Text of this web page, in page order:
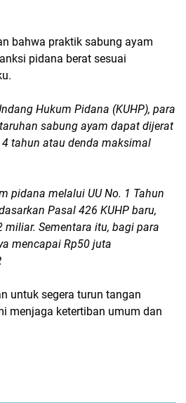
bahwa praktik sabung ayam
pidana berat sesuai
Hukum Pidana (KUHP), para
sabung ayam dapat dijerat
tahun atau denda maksimal
pidana melalui UU No. 1 Tahun
Pasal 426 KUHP baru,
Sementara itu, bagi para
mencapai Rp50 juta
untuk segera turun tangan
menjaga ketertiban umum dan